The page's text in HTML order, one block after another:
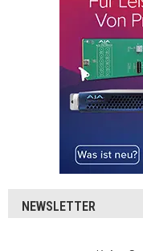
NEWSLETTER